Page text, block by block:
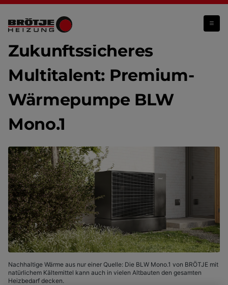
Premium-Wärmepumpe BLW Mono.1
Zukunftssicheres
Multitalent: Premium-
Wärmepumpe BLW
Mono.1
Nachhaltige Wärme aus nur einer Quelle: Die BLW Mono.1 von BRÖTJE mit
natürlichem Kältemittel kann auch in vielen Altbauten den gesamten
Heizbedarf decken.